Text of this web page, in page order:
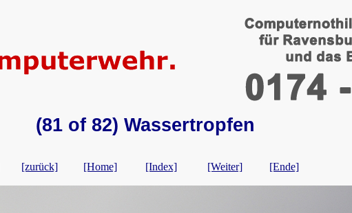
(81 of 82) Wassertropfen
[zurück] [Home] [Index] [Weiter] [Ende]